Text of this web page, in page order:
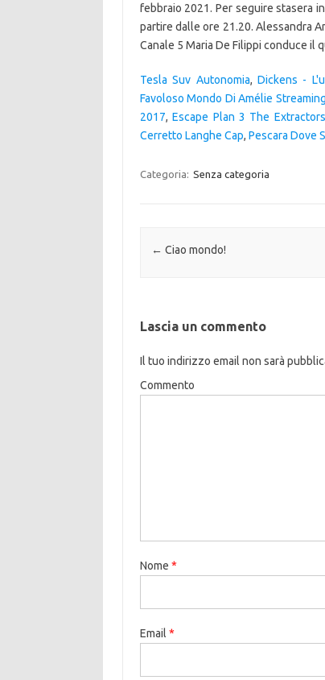
febbraio 2021. Per seguire stasera
partire dalle ore 21.20. Alessandra
Canale 5 Maria De Filippi conduce il
Tesla Suv Autonomia, Dickens -
Favoloso Mondo Di Amélie Streaming
2017,Escape Plan 3 The
Cerretto Langhe Cap, Pescara Dove
Categoria: Senza categoria
Navigazione articolo
← Ciao mondo!
Lascia un commento
Il tuo indirizzo email non sarà
Commento
Nome *
Email *